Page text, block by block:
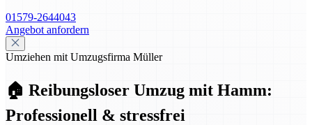
01579-2644043
Angebot anfordern
Umziehen mit Umzugsfirma Müller
🏠 Reibungsloser Umzug mit Hamm:
Professionell & stressfrei